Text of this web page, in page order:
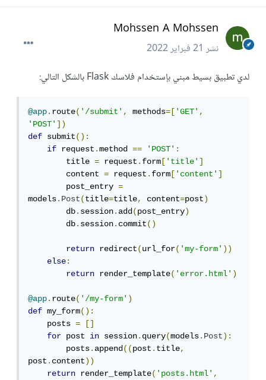
Mohssen A Mohssen
نشر21 فبراير 2022
لدي تطبيق بسيط مبني بإستخدام فلاسك Flask بالشكل التالي:
@app.route('/submit', methods=['GET',
'POST'])
def submit():
if request.method == 'POST':
        title
= request.form ['title']
        content
= request.form ['content']
        post_entry
=
models.Post(title=title, content=post)
        db
.session.add(post_entry)
        db
.session.commit()
return redirect(url_for('my-form'))
else:
return render_template('error.html')
@app.route('/my-form')
def my_form():
    posts
=
[]
for post in session.query(models.Post):
        posts
.append((post.title,
post.content))
return render_template('posts.html',